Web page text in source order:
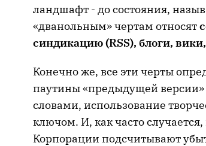
ландшафт - до состояния,
«дванольным» чертам относят
синдикацию (RSS), блоги,
Конечно же, все эти черты
паутины «предыдущей версии»
словами, использование
ключом. И, как часто
Корпорации подсчитывают